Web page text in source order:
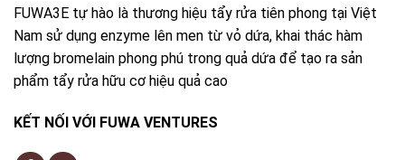
FUWA3E tự hào là thương hiệu tẩy rửa tiên phong tại Việt
Nam sử dụng enzyme lên men từ vỏ dứa, khai thác hàm
lượng bromelain phong phú trong quả dứa để tạo ra sản
phẩm tẩy rửa hữu cơ hiệu quả cao
KẾT NỐI VỚI FUWA VENTURES